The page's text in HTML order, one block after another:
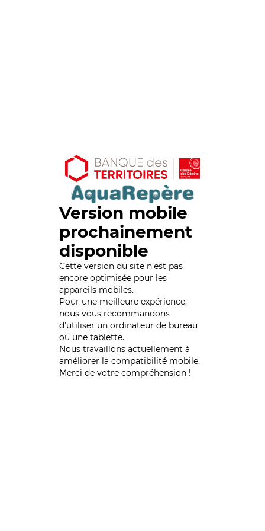
Version mobile
prochainement
disponible
Cette version du site n’est pas
encore optimisée pour les
appareils mobiles.
Pour une meilleure expérience,
nous vous recommandons
d'utiliser un ordinateur de bureau
ou une tablette.
Nous travaillons actuellement à
améliorer la compatibilité mobile.
Merci de votre compréhension !